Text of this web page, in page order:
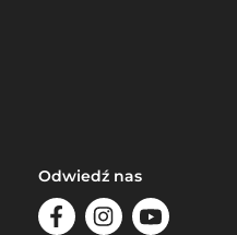
Odwiedź nas